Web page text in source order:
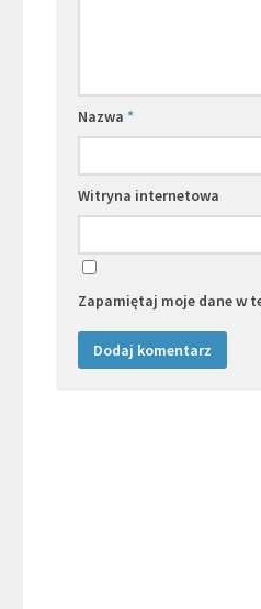
Nazwa *
Witryna internetowa
Zapamiętaj moje dane w